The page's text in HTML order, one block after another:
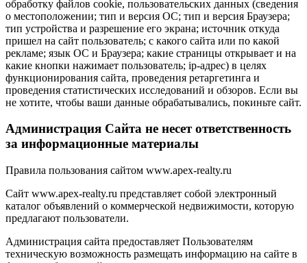
обработку файлов cookie, пользовательских данных (сведения
о местоположении; тип и версия ОС; тип и версия Браузера;
тип устройства и разрешение его экрана; источник откуда
пришел на сайт пользователь; с какого сайта или по какой
рекламе; язык ОС и Браузера; какие страницы открывает и на
какие кнопки нажимает пользователь; ip-адрес) в целях
функционирования сайта, проведения ретаргетинга и
проведения статистических исследований и обзоров. Если вы
не хотите, чтобы ваши данные обрабатывались, покиньте сайт.
Администрация Сайта не несет ответственность
за информационные материалы
Правила пользования сайтом www.apex-realty.ru
Сайт www.apex-realty.ru представляет собой электронный
каталог объявлений о коммерческой недвижимости, которую
предлагают пользователи.
Администрация сайта предоставляет Пользователям
техническую возможность размещать информацию на сайте в